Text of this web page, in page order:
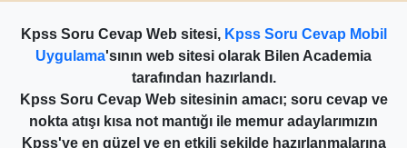
Kpss Soru Cevap Web sitesi, Kpss Soru Cevap Mobil
Uygulama'sının web sitesi olarak Bilen Academia
tarafından hazırlandı.
Kpss Soru Cevap Web sitesinin amacı; soru cevap ve
nokta atışı kısa not mantığı ile memur adaylarımızın
Kpss'ye en güzel ve en etkili şekilde hazırlanmalarına